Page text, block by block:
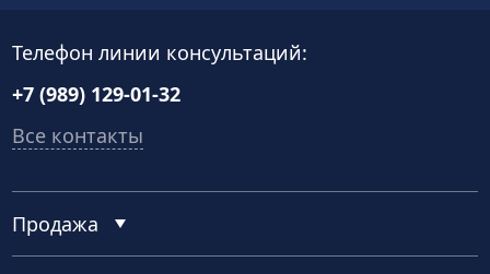
Телефон линии консультаций:
+7 (989) 129-01-32
Все контакты
Продажа